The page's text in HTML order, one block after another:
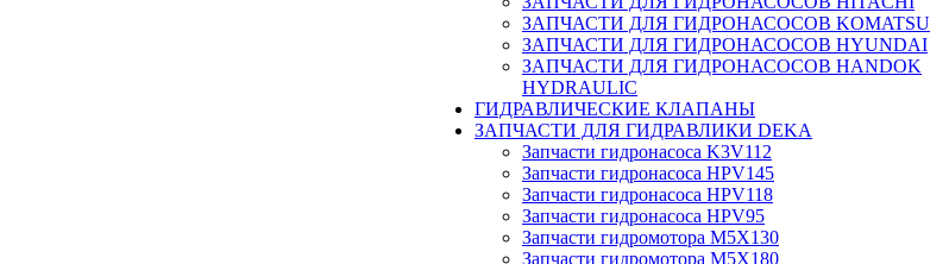
ЗАПЧАСТИ ДЛЯ ГИДРОНАСОСОВ KOMATSU
ЗАПЧАСТИ ДЛЯ ГИДРОНАСОСОВ HYUNDAI
ЗАПЧАСТИ ДЛЯ ГИДРОНАСОСОВ HANDOK
HYDRAULIC
ГИДРАВЛИЧЕСКИЕ КЛАПАНЫ
ЗАПЧАСТИ ДЛЯ ГИДРАВЛИКИ DEKA
Запчасти гидронасоса K3V112
Запчасти гидронасоса HPV145
Запчасти гидронасоса HPV118
Запчасти гидронасоса HPV95
Запчасти гидромотора M5X130
Запчасти гидромотора M5X180